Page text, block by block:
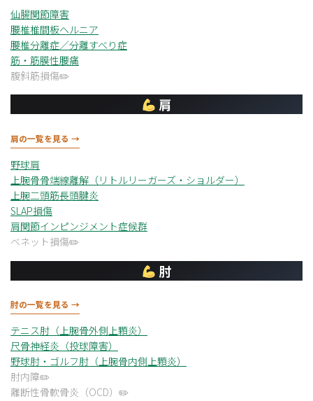
仙腸関節障害
腰椎椎間板ヘルニア
腰椎分離症／分離すべり症
筋・筋膜性腰痛
腹斜筋損傷
肩
肩の一覧を見る →
野球肩
上腕骨骨端線離解（リトルリーガーズ・ショルダー）
上腕二頭筋長頭腱炎
SLAP損傷
肩関節インピンジメント症候群
ベネット損傷
肘
肘の一覧を見る →
テニス肘（上腕骨外側上顆炎）
尺骨神経炎（投球障害）
野球肘・ゴルフ肘（上腕骨内側上顆炎）
肘内障
離断性骨軟骨炎（OCD）